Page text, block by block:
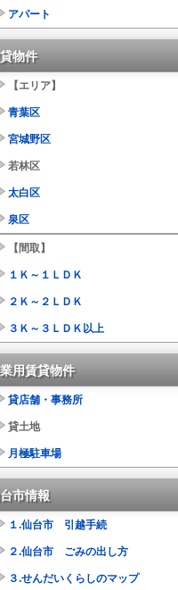
アパート
物件
【エリア】
青葉区
宮城野区
若林区
太白区
泉区
【間取】
１Ｋ～１ＬＤＫ
２Ｋ～２ＬＤＫ
３Ｋ～３ＬＤＫ以上
用賃貸物件
貸店舗・事務所
貸土地
月極駐車場
市情報
１.仙台市 引越手続
２.仙台市 ごみの出し方
３.せんだいくらしのマップ